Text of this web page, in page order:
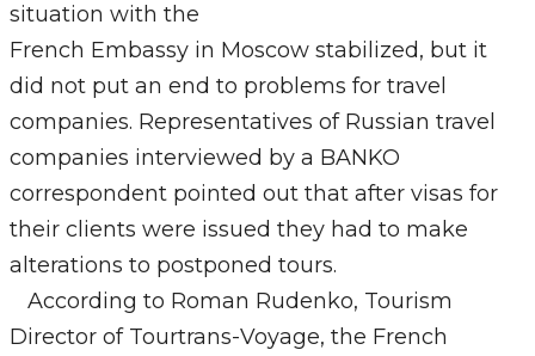
situation with the
French Embassy in Moscow stabilized, but it
did not put an end to problems for travel
companies. Representatives of Russian travel
companies interviewed by a BANKO
correspondent pointed out that after visas for
their clients were issued they had to make
alterations to postponed tours.
According to Roman Rudenko, Tourism
Director of Tourtrans-Voyage, the French